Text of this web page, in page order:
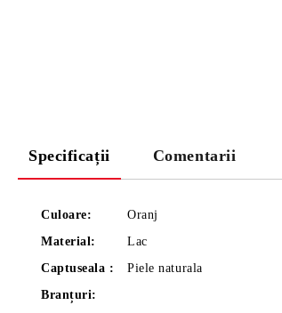
Specificații Comentarii
Culoare:
Oranj
Material:
Lac
Captuseala :
Piele naturala
Branțuri: